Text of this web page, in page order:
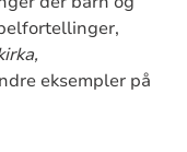
eksempler på